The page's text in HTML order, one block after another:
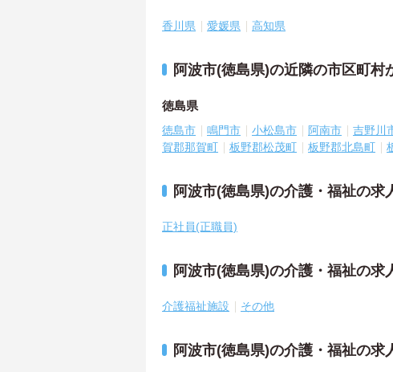
香川県 愛媛県 高知県
阿波市(徳島県)の近隣の市区町
徳島県
徳島市 鳴門市 小松島市 阿南市 吉野川
賀郡那賀町
板野郡松茂町 板野郡北島町
阿波市(徳島県)の介護・福祉の求
正社員(正職員)
阿波市(徳島県)の介護・福祉の求
介護福祉施設 その他
阿波市(徳島県)の介護・福祉の求